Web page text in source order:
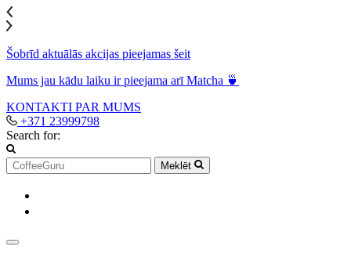
Šobrīd aktuālās akcijas pieejamas šeit
Mums jau kādu laiku ir pieejama arī Matcha 🍵
KONTAKTI PAR MUMS
+371 23999798
Search for:
Meklēt